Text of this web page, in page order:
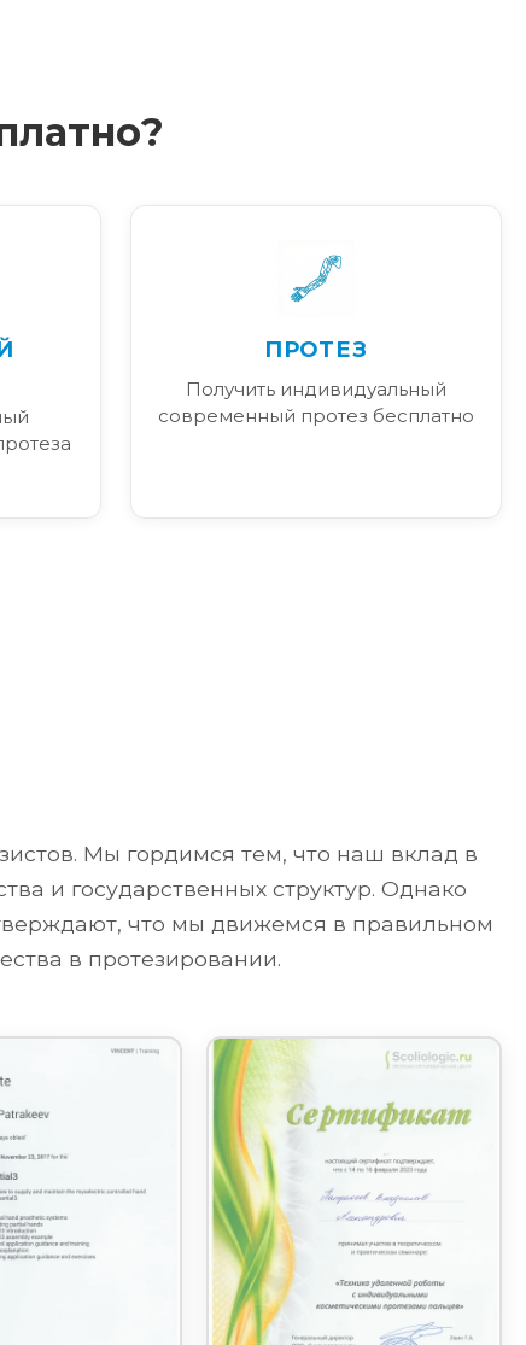
ПРОТЕЗ
Получить индивидуальный
современный протез бесплатно
Мы гордимся тем, что наш вклад в
и государственных структур. Однако
что мы движемся в правильном
в протезировании.